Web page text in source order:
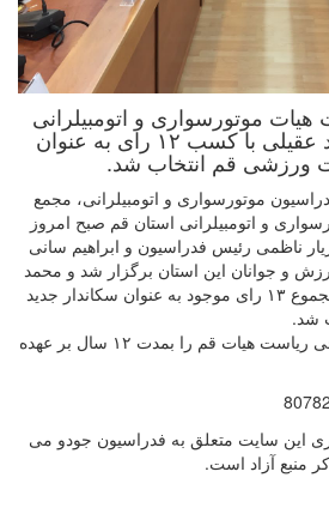
هیات موتورسواری و اتومبیلرانی
قم برگزار شد و محمد عقیلی با کسب ۱۲ رای به عنوان
ورزشی قم انتخاب شد.
موتورسواری و اتومبیلرانی، مجمع
و اتومبیلرانی استان قم صبح امروز
ناظمی رئیس فدراسیون و ابراهیم سانی
و جوانان این استان برگزار شد و محمد
عقیلی با کسب ۱۲ رای از مجموع ۱۳ رای موجود به عنوان سکاندار جدید
شد.
پیش از این سید کاظم صالحی ریاست هیات قم را بمدت ۱۲ سال بر عهده
80782
اين سايت متعلق به فدراسیون جودو می
منبع آزاد است.